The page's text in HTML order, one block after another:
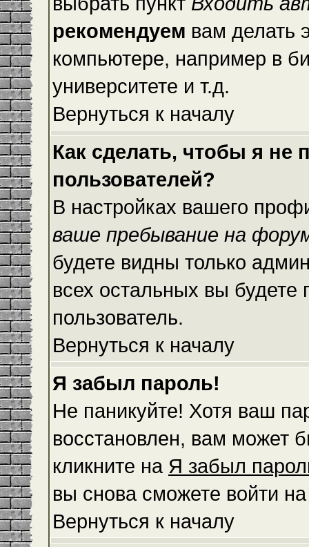
рекомендуем вам делать
компьютере, например в
университете и т.д.
Вернуться к началу
Как сделать, чтобы я не
пользователей?
В настройках вашего
ваше пребывание на
будете видны только
всех остальных вы будете
пользователь.
Вернуться к началу
Я забыл пароль!
Не паникуйте! Хотя ваш
восстановлен, вам может
кликните на Я забыл
вы снова сможете войти
Вернуться к началу